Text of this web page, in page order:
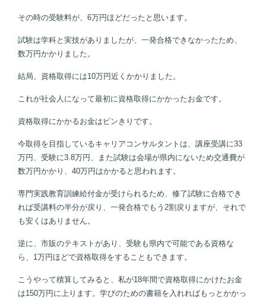
その時の受験料が、6万円ほどだったと思います。
試験は学科と実技がありましたが、一発合格できなかったため、
数万円かかりました。
結局、資格取得には10万円近くかかりました。
これが社会人になって最初に資格取得にかかったお金です。
資格取得にかかるお金はピンきりです。
今取得を目指しているキャリアコンサルタントは、講座受講に33
万円、受験に3.8万円、また試験は会場が県内にないため交通費が
数万円かかり、40万円はかかると思われます。
専門実践教育訓練給付金が受けられるため、修了試験に合格でき
れば受講料の半分が戻り、一発合格でもう2割戻りますが、それで
も安くはありません。
逆に、市販のテキストがあり、受験も県内で可能である資格な
ら、1万円ほどで資格取得をすることもできます。
こうやって積算してみると、私が18年間で資格取得にかけたお金
は150万円に上ります。学びのための書籍を入れればもっとかかっ